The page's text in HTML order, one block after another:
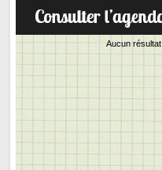
Aucun résultat